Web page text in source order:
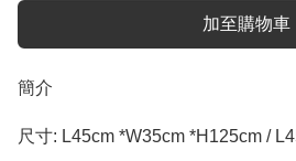
加至購物車
簡介
尺寸: L45cm *W35cm *H125cm /